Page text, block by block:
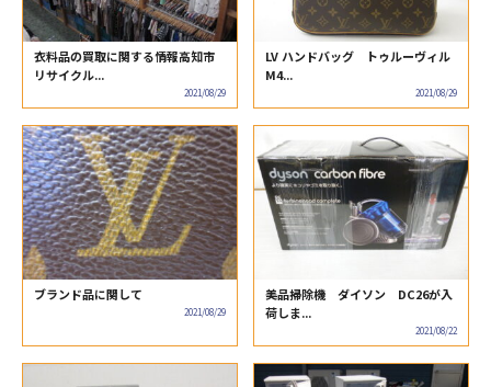
衣料品の買取に関する情報高知市
リサイクル...
2021/08/29
LV ハンドバッグ トゥルーヴィル
M4...
2021/08/29
ブランド品に関して
2021/08/29
美品掃除機 ダイソン DC26が入
荷しま...
2021/08/22